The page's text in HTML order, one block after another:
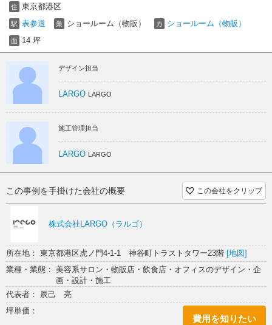
住 東京都港区
駅 表参道 業 ショールーム（物販） カ ショールーム（物販）
面 14 坪
デザイン担当
LARGO LARGO
施工管理担当
LARGO LARGO
この事例を手掛けた会社の概要 この会社をクリップ
株式会社LARGO（ラルゴ）
所在地： 東京都港区虎ノ門4-1-1 神谷町トラストタワー23階 [地図]
業種・業態： 美容系サロン・物販店・飲食店・オフィスのデザイン・企
画・設計・施工
代表者： 辰己 亮
坪単価：
費用を知りたい